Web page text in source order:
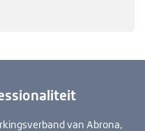
van Abrona,